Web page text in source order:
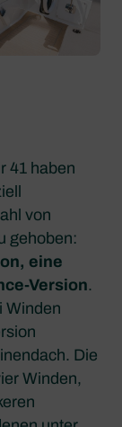
41 haben
von
gehoben:
eine
Version.
Winden
Die
Winden,